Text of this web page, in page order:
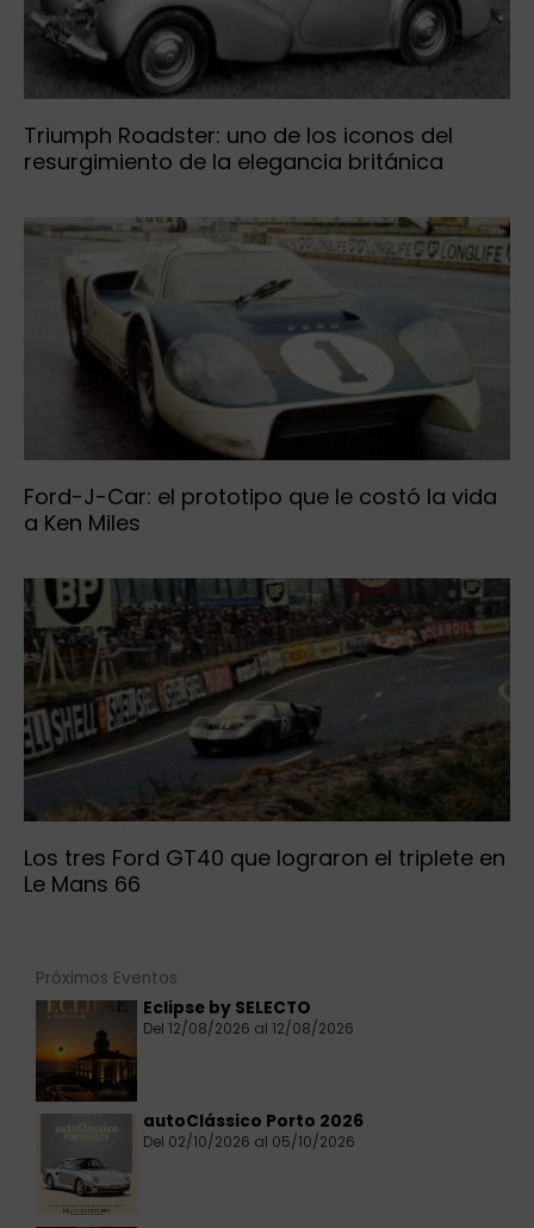
Triumph Roadster: uno de los iconos del
resurgimiento de la elegancia británica
Ford-J-Car: el prototipo que le costó la vida
a Ken Miles
Los tres Ford GT40 que lograron el triplete en
Le Mans 66
Próximos Eventos
Eclipse by SELECTO
Del 12/08/2026 al 12/08/2026
autoClássico Porto 2026
Del 02/10/2026 al 05/10/2026